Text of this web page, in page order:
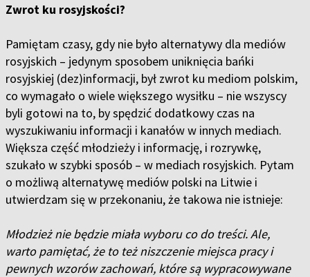
Zwrot ku rosyjskości?
Pamiętam czasy, gdy nie było alternatywy dla mediów
rosyjskich – jedynym sposobem uniknięcia bańki
rosyjskiej (dez)informacji, był zwrot ku mediom polskim,
co wymagało o wiele większego wysiłku – nie wszyscy
byli gotowi na to, by spędzić dodatkowy czas na
wyszukiwaniu informacji i kanałów w innych mediach.
Większa część młodzieży i informację, i rozrywkę,
szukało w szybki sposób – w mediach rosyjskich. Pytam
o możliwą alternatywę mediów polski na Litwie i
utwierdzam się w przekonaniu, że takowa nie istnieje:
Młodzież nie będzie miała wyboru co do treści. Ale,
warto pamiętać, że to też niszczenie miejsca pracy i
pewnych wzorów zachowań, które są wypracowywane